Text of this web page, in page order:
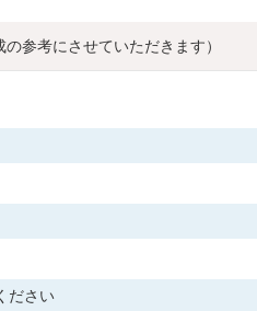
参考にさせていただきます）
ださい